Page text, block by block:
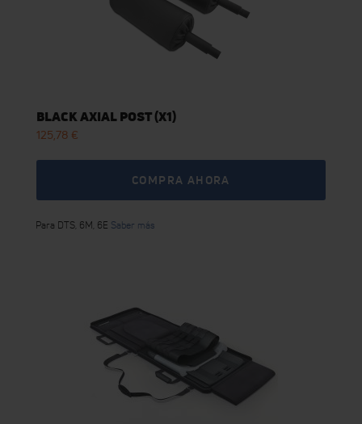
BLACK AXIAL POST (X1)
125,78 €
COMPRA AHORA
Para DTS, 6M, 6E Saber más